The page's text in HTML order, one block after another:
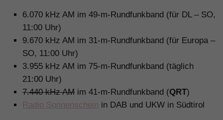
6.070 kHz AM im 49-m-Rundfunkband (für DL – SO,
11:00 Uhr)
9.670 kHz AM im 31-m-Rundfunkband (für Europa –
SO, 11:00 Uhr)
3.955 kHz AM im 75-m-Rundfunkband (täglich
21:00 Uhr)
7.440 kHz AM im 41-m-Rundfunkband (QRT)
Radio Sonnenschein in DAB und UKW in Südtirol